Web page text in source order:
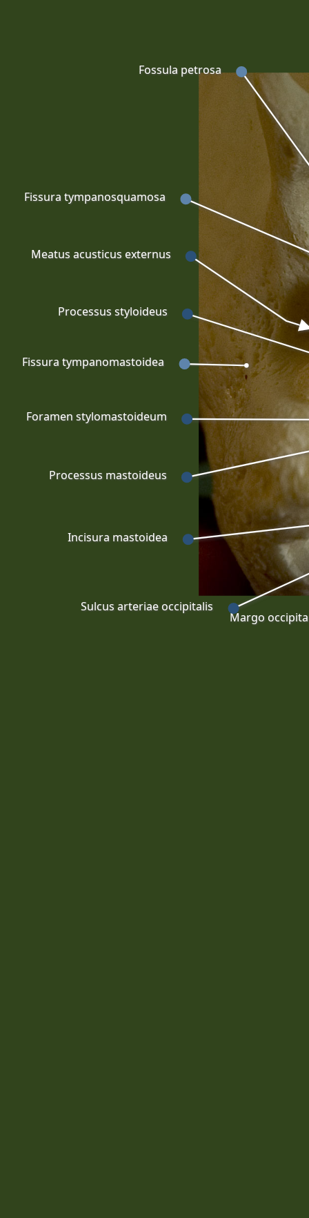
Meatus acusticus externus
Foramen stylomastoideum
Fissura tympanomastoidea
Margo
Fissura tympanosquamosa
Fossula petrosa
Processus styloideus
Processus mastoideus
Incisura mastoidea
Sulcus arteriae occipitalis